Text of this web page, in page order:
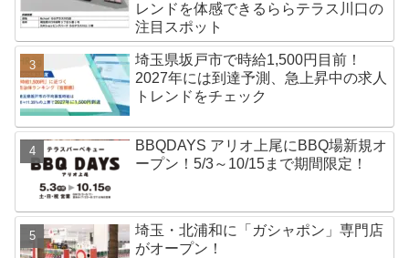
レンドを体感できるららテラス川口の
注目スポット
埼玉県坂戸市で時給1,500円目前！
2027年には到達予測、急上昇中の求人
トレンドをチェック
BBQDAYS アリオ上尾にBBQ場新規オ
ープン！5/3～10/15まで期間限定！
埼玉・北浦和に「ガシャポン」専門店
がオープン！